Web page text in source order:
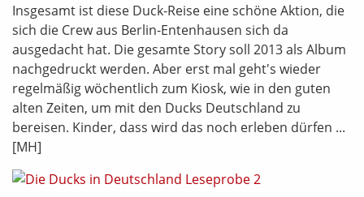
Insgesamt ist diese Duck-Reise eine schöne Aktion, die
sich die Crew aus Berlin-Entenhausen sich da
ausgedacht hat. Die gesamte Story soll 2013 als Album
nachgedruckt werden. Aber erst mal geht's wieder
regelmäßig wöchentlich zum Kiosk, wie in den guten
alten Zeiten, um mit den Ducks Deutschland zu
bereisen. Kinder, dass wird das noch erleben dürfen ...
[MH]